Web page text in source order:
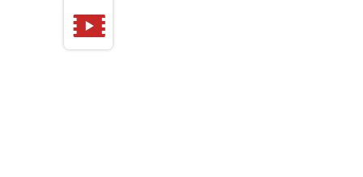
BOJANKE ZA ODRASLE
PAVLODERM